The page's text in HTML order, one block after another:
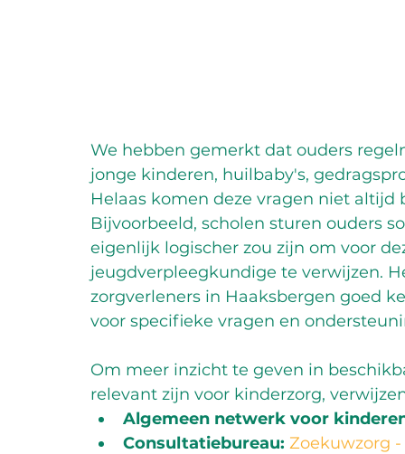
We hebben gemerkt dat ouders
jonge kinderen, huilbaby's,
Helaas komen deze vragen niet
Bijvoorbeeld, scholen sturen ouders
eigenlijk logischer zou zijn om voor
jeugdverpleegkundige te verwijzen.
zorgverleners in Haaksbergen goed
voor specifieke vragen en
Om meer inzicht te geven in
relevant zijn voor kinderzorg,
Algemeen netwerk voor
Consultatiebureau: Zoekuwzorg